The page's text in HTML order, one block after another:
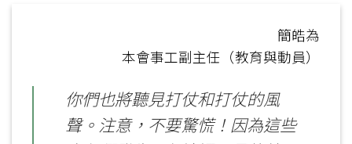
簡皓為
本會事工副主任（教育與動員）
你們也將聽見打仗和打仗的風
聲。注意，不要驚慌！因為這些